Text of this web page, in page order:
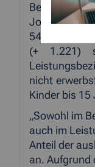
Jobcenter
54.676 (+
(+ 1.221)
nicht
Kinder bis 15
„Sowohl im
auch im
Anteil der
an. Aufgrund